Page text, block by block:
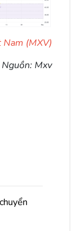
Nam (MXV)
Nguồn: Mxv